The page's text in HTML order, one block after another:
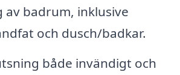
av badrum, inklusive
och dusch/badkar.
både invändigt och